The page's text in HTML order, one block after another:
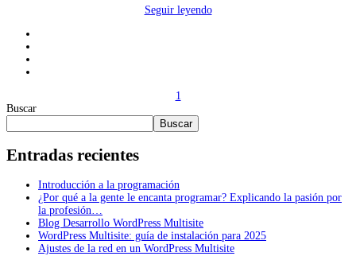
Seguir leyendo
1
Buscar
Buscar
Entradas recientes
Introducción a la programación
¿Por qué a la gente le encanta programar? Explicando la pasión por
la profesión…
Blog Desarrollo WordPress Multisite
WordPress Multisite: guía de instalación para 2025
Ajustes de la red en un WordPress Multisite